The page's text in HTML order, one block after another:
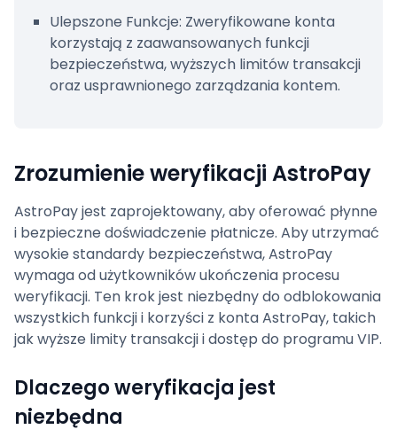
Czy mogę otrzymywać pieniądze bez
weryfikacji mojego konta AstroPay?
Czy mogę wysyłać pieniądze bez
konta AstroPay z ewalletbooster.com?
Podsumowanie
Ulepszone Funkcje: Zweryfikowane konta
korzystają z zaawansowanych funkcji
bezpieczeństwa, wyższych limitów transakcji
oraz usprawnionego zarządzania kontem.
Zrozumienie weryfikacji AstroPay
AstroPay jest zaprojektowany, aby oferować płynne
i bezpieczne doświadczenie płatnicze. Aby utrzymać
wysokie standardy bezpieczeństwa, AstroPay
wymaga od użytkowników ukończenia procesu
weryfikacji. Ten krok jest niezbędny do odblokowania
wszystkich funkcji i korzyści z konta AstroPay, takich
jak wyższe limity transakcji i dostęp do programu VIP.
Dlaczego weryfikacja jest
niezbędna